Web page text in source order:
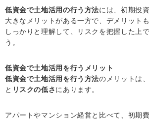
低資金で土地活用の行う方法には、初期投
大きなメリットがある一方で、デメリット
しっかりと理解して、リスクを把握した上
う。
低資金で土地活用を行うメリット
低資金で土地活用を行う方法のメリットは
と リスクの低さにあります。
アパートやマンション経営と比べて、初期